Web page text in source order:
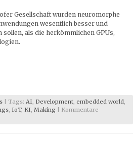
Gesellschaft wurden neuromorphe
wesentlich besser und
als die herkömmlichen GPUs,
| Tags: AI, Development, embedded world,
, IoT, KI, Making
Kommentare